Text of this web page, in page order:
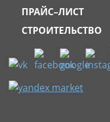
ПРАЙС–ЛИСТ
СТРОИТЕЛЬСТВО